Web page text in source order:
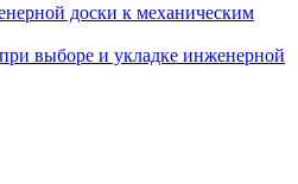
доски к механическим
выборе и укладке инженерной